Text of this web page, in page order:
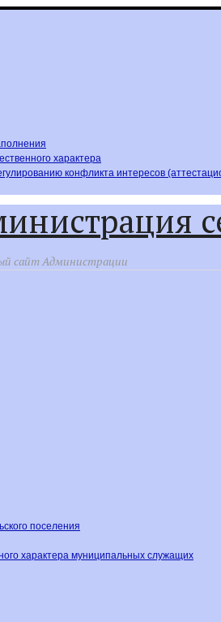
характера
конфликта интересов
сайт Администрации
поселения
характера муниципальных служащих